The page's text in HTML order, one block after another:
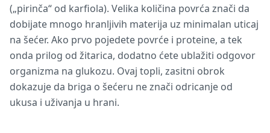
(„pirinča“ od karfiola). Velika količina povrća znači da
dobijate mnogo hranljivih materija uz minimalan uticaj
na šećer. Ako prvo pojedete povrće i proteine, a tek
onda prilog od žitarica, dodatno ćete ublažiti odgovor
organizma na glukozu. Ovaj topli, zasitni obrok
dokazuje da briga o šećeru ne znači odricanje od
ukusa i uživanja u hrani.